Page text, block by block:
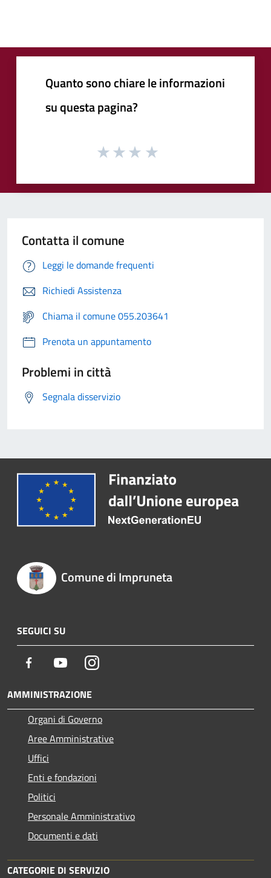
Quanto sono chiare le informazioni
su questa pagina?
Contatta il comune
Leggi le domande frequenti
Richiedi Assistenza
Chiama il comune 055.203641
Prenota un appuntamento
Problemi in città
Segnala disservizio
Comune di Impruneta
SEGUICI SU
Facebook YoutubeInstagram
AMMINISTRAZIONE
Organi di Governo
Aree Amministrative
Uffici
Enti e fondazioni
Politici
Personale Amministrativo
Documenti e dati
CATEGORIE DI SERVIZIO